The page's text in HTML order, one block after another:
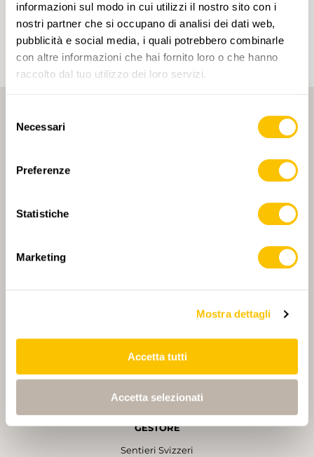
informazioni sul modo in cui utilizzi il nostro sito con i
nostri partner che si occupano di analisi dei dati web,
pubblicità e social media, i quali potrebbero combinarle
con altre informazioni che hai fornito loro o che hanno
raccolto dal tuo utilizzo dei loro servizi.
delNecessari
Preferenze
Statistiche
Marketing
Mostra dettagli
Accetta tutti
Accetta selezionati
ai tuoi interessi. I tag possono essere salvati solo in
un account.
GESTORE
Sentieri Svizzeri